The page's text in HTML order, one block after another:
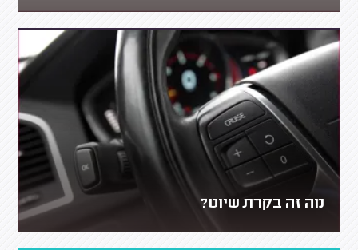
מה זה בקרת שיוט?